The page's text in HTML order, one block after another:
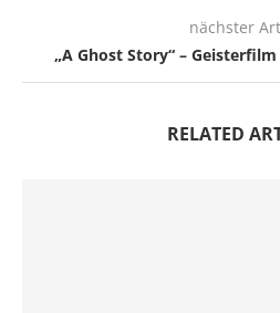
nächster
„A Ghost Story“ –
RELATED